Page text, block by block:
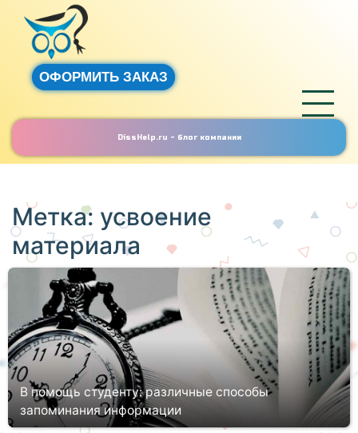
ОФОРМИТЬ ЗАКАЗ
DissHelp.ru - блог компании
Метка: усвоение
материала
В помощь студенту: различные способы
запоминания информации